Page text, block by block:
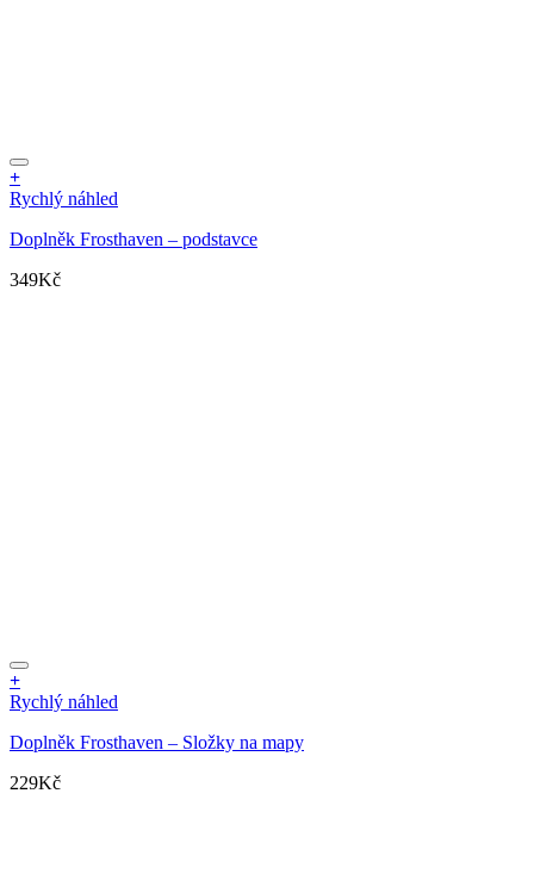
+
Rychlý náhled
Doplněk Frosthaven – podstavce
349Kč
+
Rychlý náhled
Doplněk Frosthaven – Složky na mapy
229Kč